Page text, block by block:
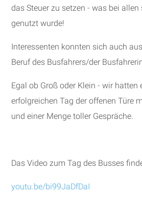
das Steuer zu setzen - was bei
genutzt wurde!
Interessenten konnten sich auch
Beruf des Busfahrers/der
Egal ob Groß oder Klein - wir hatten
erfolgreichen Tag der offenen Türe
und einer Menge toller Gespräche.
Das Video zum Tag des Busses
youtu.be/bi99JaDfDaI